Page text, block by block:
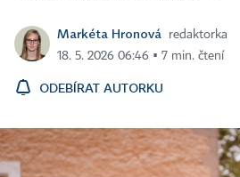
Markéta Hronová
redaktorka
18. 5. 2026 06:46 ▪ 7 min. čtení
ODEBÍRAT AUTORKU